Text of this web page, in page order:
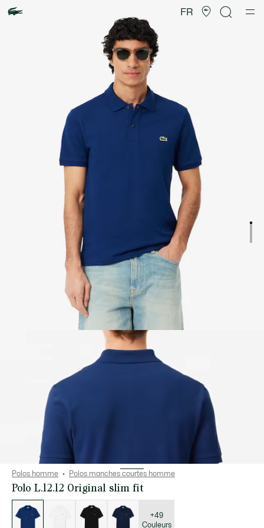
FR
d’images
produit
Polos homme Polos manches courtes homme
Polo L.12.12 Original slim fit
des
déclinaisons
+49
Couleurs